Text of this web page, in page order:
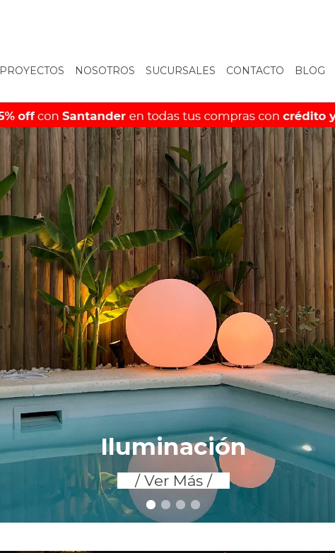
PROYECTOS NOSOTROS SUCURSALES CONTACTO BLOG
Electricidad
/ Ver Más /